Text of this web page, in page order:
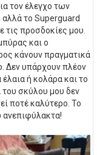
τον έλεγχο των
το Superguard
τις προσδοκίες μου.
και ο
κάνουν πραγματικά
Δεν υπάρχουν πλέον
ή κολάρα και το
σκύλου μου δεν
ποτέ καλύτερο. Το